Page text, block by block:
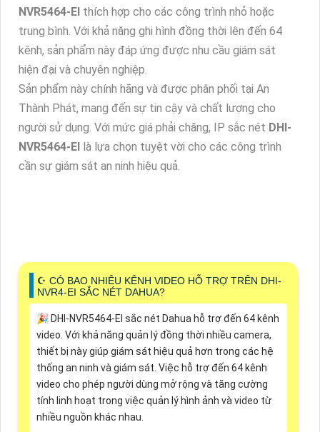
NVR5464-EI thích hợp cho các công trình nhỏ hoặc
trung bình. Với khả năng ghi hình đồng thời lên đến 64
kênh, sản phẩm này đáp ứng được nhu cầu giám sát
hiện đại và chuyên nghiệp.
Sản phẩm này chính hãng và được phân phối tại An
Thành Phát, mang đến sự tin cậy và chất lượng cho
người sử dụng. Với mức giá phải chăng, IP sắc nét DHI-
NVR5464-EI là lựa chọn tuyệt vời cho các công trình
cần sự giám sát an ninh hiệu quả.
☪ CÓ BAO NHIÊU KÊNH VIDEO HỖ TRỢ TRÊN DHI-
NVR4-EI SẮC NÉT DAHUA?
️🎉 DHI-NVR5464-EI sắc nét Dahua hỗ trợ đến 64 kênh
video. Với khả năng quản lý đồng thời nhiều camera,
thiết bị này giúp giám sát hiệu quả hơn trong các hệ
thống an ninh và giám sát. Việc hỗ trợ đến 64 kênh
video cho phép người dùng mở rộng và tăng cường
tính linh hoạt trong việc quản lý hình ảnh và video từ
nhiều nguồn khác nhau.